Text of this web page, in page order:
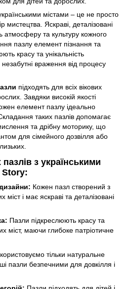
містами – це не просто
мистецтва. Яскраві, деталізовані
та культуру кожного
пазлу елемент пізнання та
красу та унікальність
враження від процесу
підходять для всіх вікових
Завдяки високій якості
елемент пазлу ідеально
таких пазлів допомагає
та дрібну моторику, що
для сімейного дозвілля або
з українськими
Story:
Кожен пазл створений з
і має яскраві та деталізовані
Пазли підкреслюють красу та
міст, маючи глибоке патріотичне
тільки натуральне
пазли безпечними для довкілля і